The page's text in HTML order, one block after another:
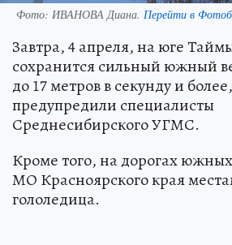
Фото: ИВАНОВА Диана. Перейти в
Завтра, 4 апреля, на юге
сохранится сильный южный
до 17 метров в секунду и
предупредили специалисты
Среднесибирского УГМС.
Кроме того, на дорогах
МО Красноярского края
гололедица.